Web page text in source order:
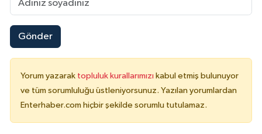
Gönder
Yorum yazarak topluluk kurallarımızı kabul etmiş bulunuyor
ve tüm sorumluluğu üstleniyorsunuz. Yazılan yorumlardan
Enterhaber.com hiçbir şekilde sorumlu tutulamaz.